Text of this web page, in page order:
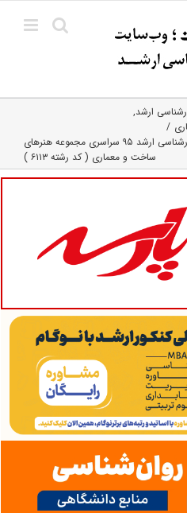
ارشد
دانلود دفترچه سوالات آزمون کارشناسی ارشد ۹۵ سراسری مجموعه هنرهای
ساخت و معماری ( کد رشته ۶۱۱۳ )